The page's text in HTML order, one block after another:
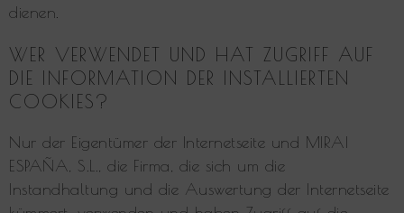
dienen.
WER VERWENDET UND HAT ZUGRIFF AUF
DIE INFORMATION DER INSTALLIERTEN
COOKIES?
Nur der Eigentümer der Internetseite und MIRAI
ESPAÑA, S.L., die Firma, die sich um die
Instandhaltung und die Auswertung der Internetseite